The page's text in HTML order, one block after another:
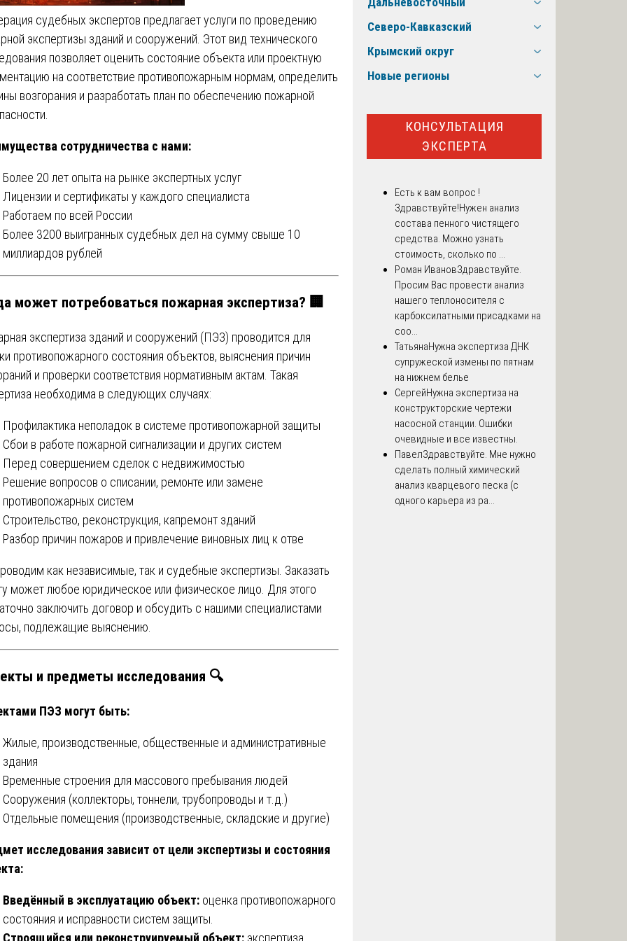
судебных экспертов предлагает услуги по проведению
экспертизы зданий и сооружений. Этот вид технического
позволяет оценить состояние объекта или проектную
на соответствие противопожарным нормам, определить
возгорания и разработать план по обеспечению пожарной
сотрудничества с нами:
Более 20 лет опыта на рынке экспертных услуг
Лицензии и сертификаты у каждого специалиста
Работаем по всей России
Более 3200 выигранных судебных дел на сумму свыше 10
миллиардов рублей
может потребоваться пожарная экспертиза? 🏢
экспертиза зданий и сооружений (ПЭЗ) проводится для
противопожарного состояния объектов, выяснения причин
и проверки соответствия нормативным актам. Такая
необходима в следующих случаях:
Профилактика неполадок в системе противопожарной защиты
Сбои в работе пожарной сигнализации и других систем
Перед совершением сделок с недвижимостью
Решение вопросов о списании, ремонте или замене
противопожарных систем
Строительство, реконструкция, капремонт зданий
Разбор причин пожаров и привлечение виновных лиц к отве
как независимые, так и судебные экспертизы. Заказать
может любое юридическое или физическое лицо. Для этого
заключить договор и обсудить с нашими специалистами
подлежащие выяснению.
и предметы исследования 🔍
ПЭЗ могут быть:
Жилые, производственные, общественные и административные
здания
Временные строения для массового пребывания людей
Сооружения (коллекторы, тоннели, трубопроводы и т.д.)
Отдельные помещения (производственные, складские и другие)
исследования зависит от цели экспертизы и состояния
Введённый в эксплуатацию объект: оценка противопожарного
состояния и исправности систем защиты.
Строящийся или реконструируемый объект: экспертиза
Северо-Кавказский
Крымский округ
Новые регионы
КОНСУЛЬТАЦИЯ
ЭКСПЕРТА
Есть к вам вопрос !
Здравствуйте!Нужен анализ
состава пенного чистящего
средства. Можно узнать
стоимость, сколько по ...
Роман ИвановЗдравствуйте.
Просим Вас провести анализ
нашего теплоносителя с
карбоксилатными присадками на
соо...
ТатьянаНужна экспертиза ДНК
супружеской измены по пятнам
на нижнем белье
СергейНужна экспертиза на
конструкторские чертежи
насосной станции. Ошибки
очевидные и все известны.
ПавелЗдравствуйте. Мне нужно
сделать полный химический
анализ кварцевого песка (с
одного карьера из ра...